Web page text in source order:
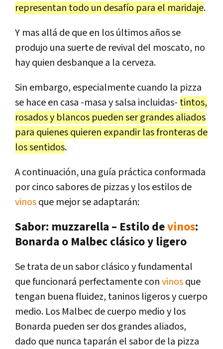
representan todo un desafío para el maridaje.
Y mas allá de que en los últimos años se
produjo una suerte de revival del moscato, no
hay quien desbanque a la cerveza.
Sin embargo, especialmente cuando la pizza
se hace en casa -masa y salsa incluidas- tintos,
rosados y blancos pueden ser grandes aliados
para quienes quieren expandir las fronteras de
los sentidos.
A continuación, una guía práctica conformada
por cinco sabores de pizzas y los estilos de
vinosque mejor se adaptarán:
Sabor: muzzarella – Estilo devinos:
Bonarda o Malbec clásico y ligero
Se trata de un sabor clásico y fundamental
que funcionará perfectamente convinosque
tengan buena fluidez, taninos ligeros y cuerpo
medio. Los Malbec de cuerpo medio y los
Bonarda pueden ser dos grandes aliados,
dado que nunca taparán el sabor de la pizza